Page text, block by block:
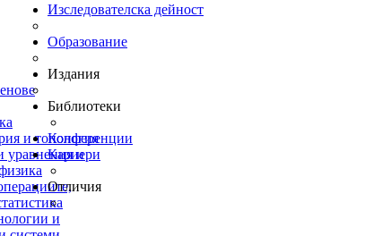
и топология
уравнения и
и
Изследователска дейност
Образование
Издания
Библиотеки
Конференции
Кариери
Отличия